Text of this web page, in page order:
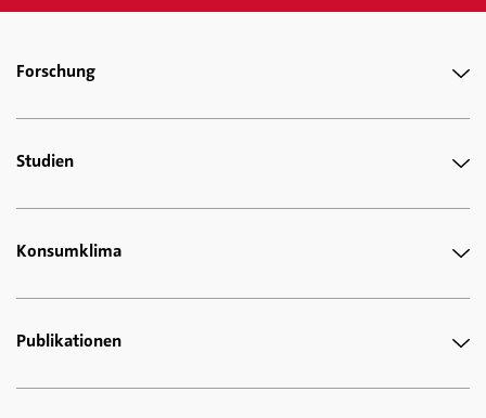
Forschung
Studien
Konsumklima
Publikationen